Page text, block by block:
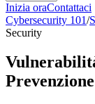
Inizia oraContattaci
Cybersecurity 101/
Security